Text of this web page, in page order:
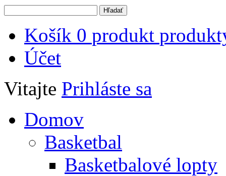
Košík 0 produkt
Účet
Vitajte Prihláste sa
Domov
Basketbal
Basketbalové lopty